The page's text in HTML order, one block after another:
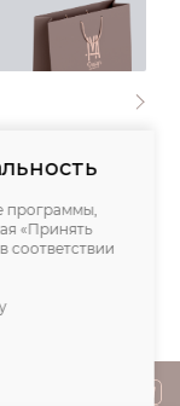
программы,
«Принять
соответствии